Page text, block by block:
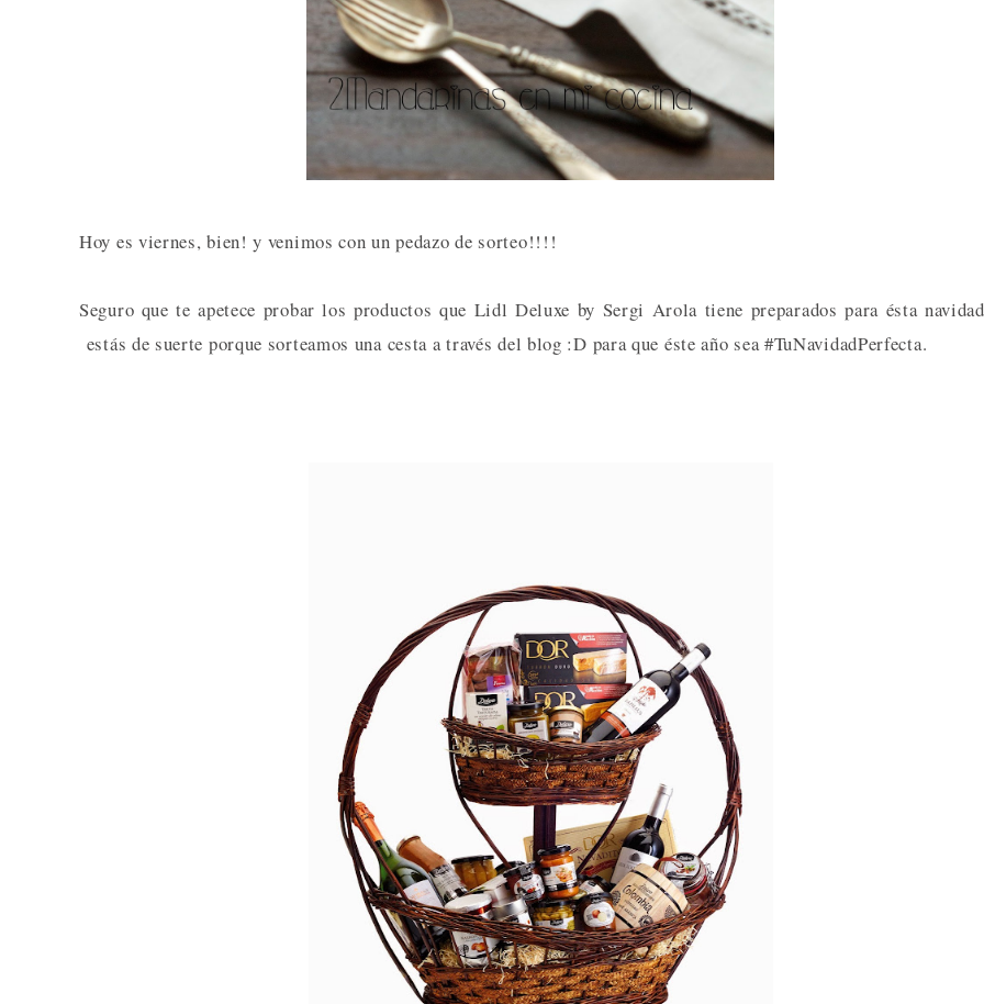
Hoy es viernes, bien! y venimos con un pedazo de sorteo!!!!
Seguro que te apetece probar los productos que Lidl Deluxe by Sergi Arola tiene preparados para ésta
estás de suerte porque sorteamos una cesta a través del blog :D para que éste año sea #TuNavidadPerfecta.